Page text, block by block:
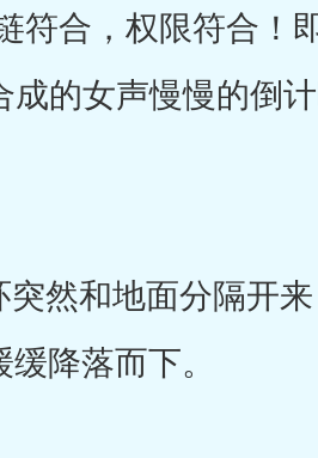
合，权限符合！
的女声慢慢的倒
然和地面分隔开来
降落而下。